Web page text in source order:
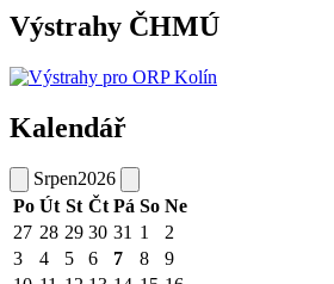
Výstrahy ČHMÚ
Kalendář
Srpen2026
Po Út St Čt Pá So Ne
27 28 29 30 31 1
2
3
4 5 6 7 8
9